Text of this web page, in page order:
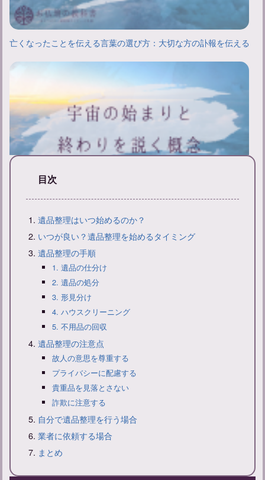
亡くなったことを伝える言葉の選び方：大切な方の訃報を伝える
お線香をあげに行く連絡方法と弔問時の言葉遣いのマナーについ
目次
遺品整理はいつ始めるのか？
いつが良い？遺品整理を始めるタイミング
遺品整理の手順
1. 遺品の仕分け
2. 遺品の処分
3. 形見分け
4. ハウスクリーニング
5. 不用品の回収
遺品整理の注意点
故人の意思を尊重する
プライバシーに配慮する
貴重品を見落とさない
詐欺に注意する
自分で遺品整理を行う場合
業者に依頼する場合
まとめ